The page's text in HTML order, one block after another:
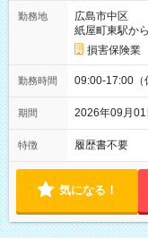
勤務地
広島市中区
紙屋町東駅か
損害保険業
勤務時間 09:00-17:00（
期間 2026年09月
特徴 履歴書不要
気になる！